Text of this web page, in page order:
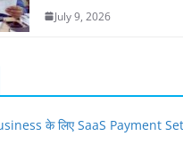
July 9, 2026
के लिए SaaS Payment